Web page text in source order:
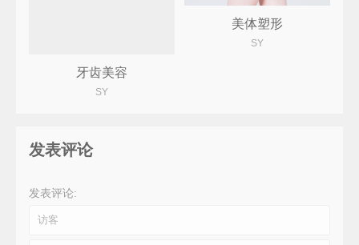
牙齿美容
SY
美体塑形
SY
发表评论
发表评论: